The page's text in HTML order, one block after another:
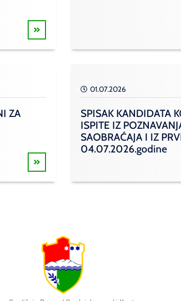
ZA
01.07.2026
SPISAK KANDIDATA
ISPITE IZ
SAOBRAĆAJA I IZ
04.07.2026.godine